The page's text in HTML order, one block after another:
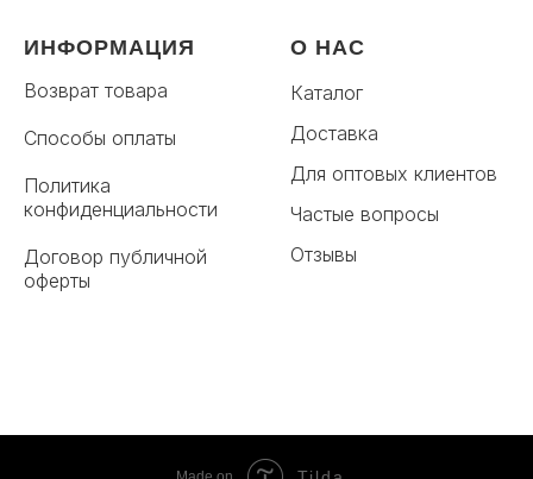
ИНФОРМАЦИЯ
Возврат товара
Способы оплаты
Политика
конфиденциальности
Договор публичной
оферты
О НАС
Каталог
Доставка
Для оптовых клиентов
Частые вопросы
Отзывы